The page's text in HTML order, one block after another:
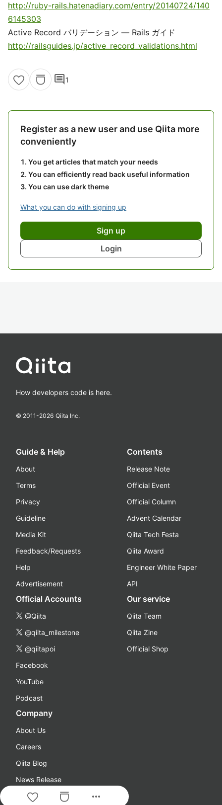
http://ruby-rails.hatenadiary.com/entry/20140724/140
6145303
Active Record バリデーション — Rails ガイド
http://railsguides.jp/active_record_validations.html
comment1
Register as a new user and use Qiita more
conveniently
You get articles that match your needs
You can efficiently read back useful information
You can use dark theme
What you can do with signing up
Sign up
Login
more_horiz
How developers code is here.
© 2011-2026 Qiita Inc.
Guide & Help
About
Terms
Privacy
Guideline
Media Kit
Feedback/Requests
Help
Advertisement
Contents
Release Note
Official Event
Official Column
Advent Calendar
Qiita Tech Festa
Qiita Award
Engineer White Paper
API
Official Accounts
@Qiita
@qiita_milestone
@qiitapoi
Facebook
YouTube
Podcast
Our service
Qiita Team
Qiita Zine
Official Shop
Company
About Us
Careers
Qiita Blog
News Release